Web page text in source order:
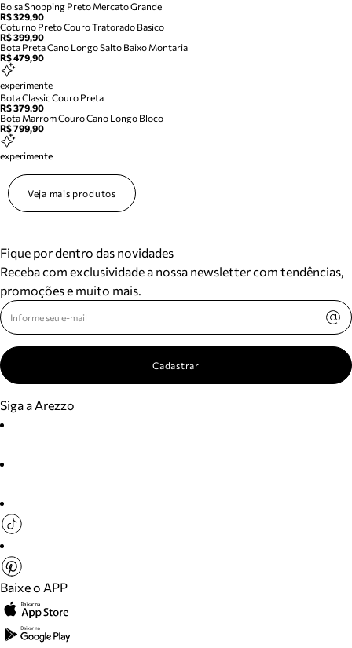
Bolsa Shopping Preto Mercato Grande
R$ 329,90
Coturno Preto Couro Tratorado Basico
R$ 399,90
Bota Preta Cano Longo Salto Baixo Montaria
R$ 479,90
experimente
Bota Classic Couro Preta
R$ 379,90
Bota Marrom Couro Cano Longo Bloco
R$ 799,90
experimente
Veja mais produtos
Fique por dentro das novidades
Receba com exclusividade a nossa newsletter com tendências,
promoções e muito mais.
Cadastrar
Siga a Arezzo
Baixe o APP